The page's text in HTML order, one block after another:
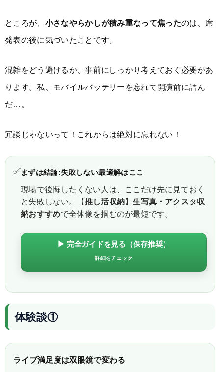
ところが、 小さなやらかしが積み重なって焦ったのは、席
発表の後に気づいたことです。
混雑をどう避けるか、事前にしっかり考えておく必要があ
ります。私、モバイルバッテリーを忘れて開演前に詰ん
だ…。
冗談じゃないって！これからは絶対に忘れない！
✅ まずは結論:失敗しない最適解はここ
現場で後悔したくない人は、ここだけ先に見ておく
と失敗しない。
【推し活収納】生写真・アクスタ収
納おすすめで全体像を掴むのが最短です。
▶ 完全ガイドを見る（保存推奨）
詳細をチェック
体験談①
ライブ満足度は双眼鏡で変わる